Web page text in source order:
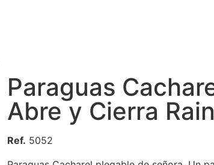
Paraguas
Abre y Cierra
Ref. 5052